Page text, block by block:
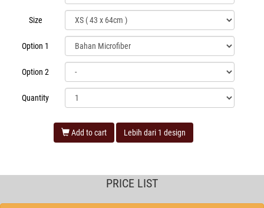
Size
Option 1
Option 2
Quantity
Add to cart Lebih dari 1 design
PRICE LIST